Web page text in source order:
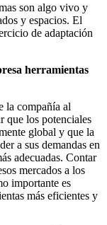
son algo vivo y
y espacios. El
de adaptación
herramientas
la compañía al
que los potenciales
global y que la
a sus demandas en
adecuadas. Contar
mercados a los
importante es
más eficientes y